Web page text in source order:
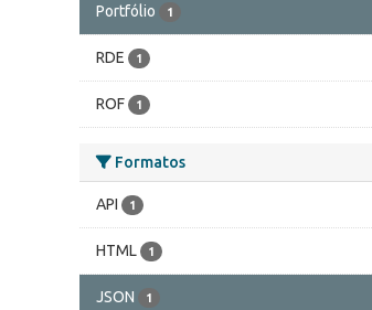
Portfólio 1
RDE 1
ROF 1
Formatos
API 1
HTML 1
JSON 1